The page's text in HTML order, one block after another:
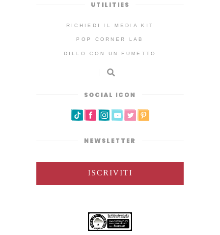
UTILITIES
RICHIEDI IL MEDIA KIT
POP CORNER LAB
DILLO CON UN FUMETTO
SOCIAL ICON
NEWSLETTER
ISCRIVITI